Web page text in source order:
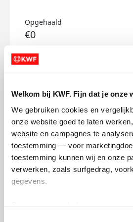
Welkom bij KWF. Fijn dat je onze
We gebruiken cookies en
onze website goed te laten
website en campagnes te
toestemming — voor
toestemming kunnen wij en onze
verwerken, zoals surfgedrag,
gegevens.
Opgehaald
€0
Doneer
Bart's